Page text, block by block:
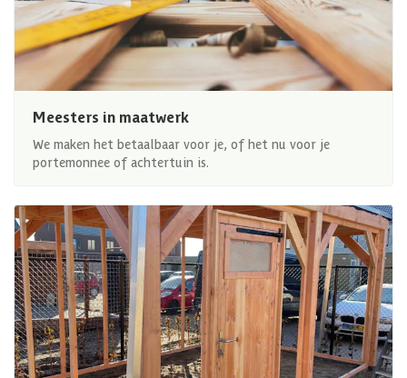
Meesters in maatwerk
We maken het betaalbaar voor je, of het nu voor je
portemonnee of achtertuin is.